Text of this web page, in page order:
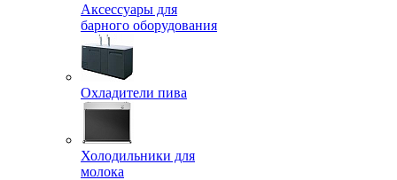
Аксессуары для
барного оборудования
Охладители пива
Холодильники для
молока